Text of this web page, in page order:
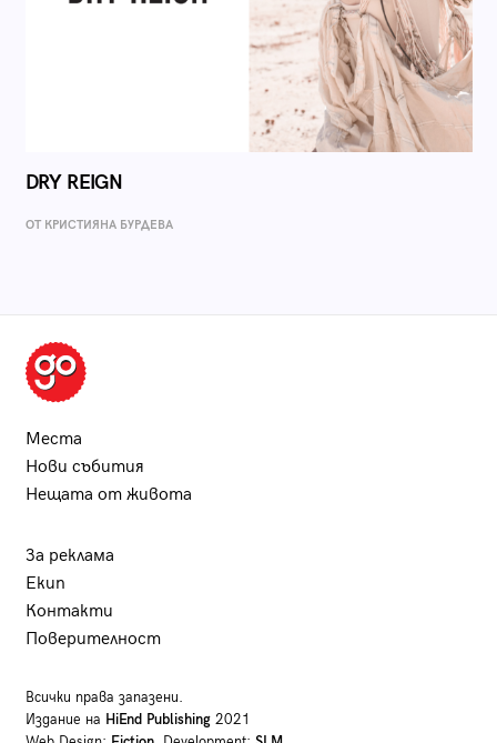
DRY REIGN
ОТ КРИСТИЯНА БУРДЕВА
Места
Нови събития
Нещата от живота
За реклама
Екип
Контакти
Поверителност
Всички права запазени.
Издание на HiEnd Publishing2021